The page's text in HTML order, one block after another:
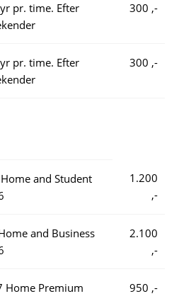
pr. time. Efter
300 ,-
pr. time. Efter
300 ,-
and Student
1.200
,-
and Business
2.100
,-
Home Premium 950 ,-